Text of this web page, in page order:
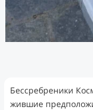
Бессребреники
жившие